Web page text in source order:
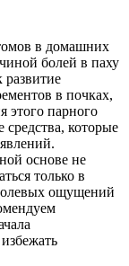
в домашних
болей в паху
развитие
в почках,
этого парного
которые
основе не
только в
ощущений